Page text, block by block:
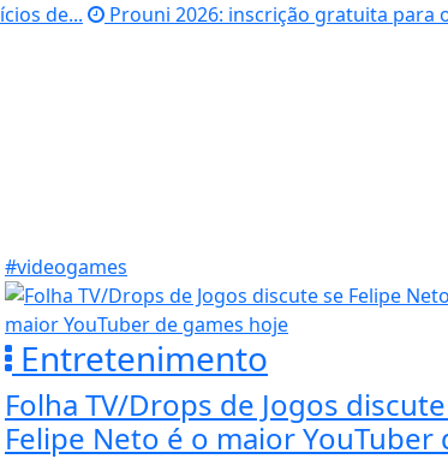
de...
Prouni 2026: inscrição gratuita para
#videogames
Entretenimento
Folha TV/Drops de Jogos
Felipe Neto é o maior YouTuber